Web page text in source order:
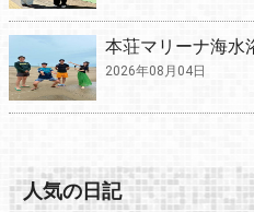
本荘マリーナ海水
2026年08月04日
人気の日記